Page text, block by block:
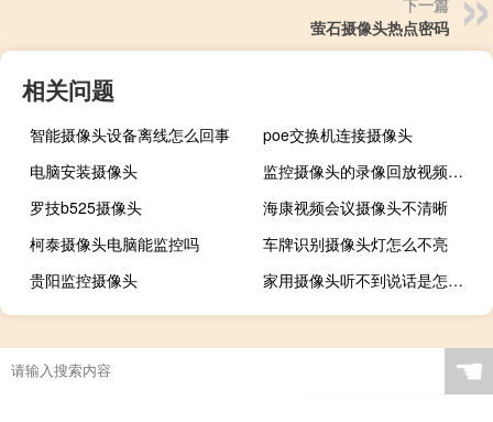
萤石摄像头热点密码
相关问题
智能摄像头设备离线怎么回事
poe交换机连接摄像头
电脑安装摄像头
监控摄像头的录像回放视频怎样删除
罗技b525摄像头
海康视频会议摄像头不清晰
柯泰摄像头电脑能监控吗
车牌识别摄像头灯怎么不亮
贵阳监控摄像头
家用摄像头听不到说话是怎么回事
☚